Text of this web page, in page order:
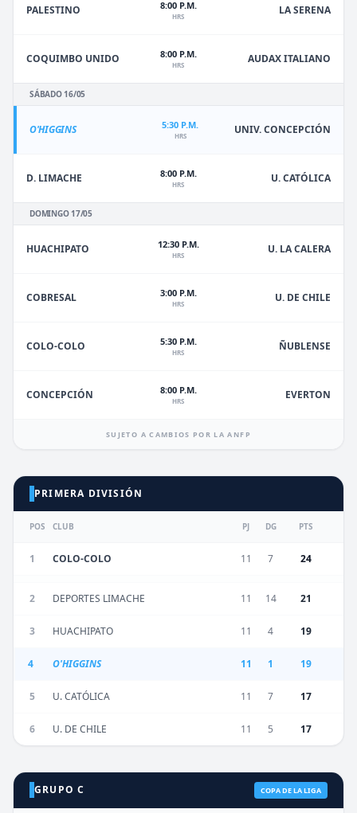
PALESTINO 8:00 P.M.
HRS LA SERENA
COQUIMBO UNIDO 8:00 P.M.
HRS AUDAX ITALIANO
SÁBADO 16/05
O'HIGGINS 5:30 P.M.
HRS UNIV. CONCEPCIÓN
D. LIMACHE 8:00 P.M.
HRS U. CATÓLICA
DOMINGO 17/05
HUACHIPATO 12:30 P.M.
HRS U. LA CALERA
COBRESAL 3:00 P.M.
HRS U. DE CHILE
COLO-COLO 5:30 P.M.
HRS ÑUBLENSE
CONCEPCIÓN 8:00 P.M.
HRS EVERTON
SUJETO A CAMBIOS POR LA ANFP
PRIMERA DIVISIÓN
POS CLUB PJ DG PTS
1 COLO-COLO 11 7 24
2 DEPORTES LIMACHE 11 14 21
3 HUACHIPATO 11 4 19
4 O'HIGGINS 11 1 19
5 U. CATÓLICA 11 7 17
6 U. DE CHILE 11 5 17
GRUPO C COPA DE LA LIGA